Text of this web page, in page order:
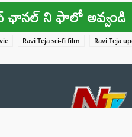
ఛానల్ ని ఫాలో అవ్వండి
Ravi Teja sci-fi film
Ravi Teja